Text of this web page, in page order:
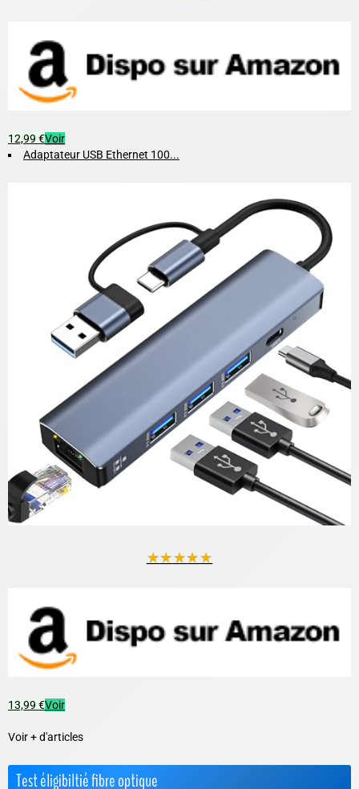
12,99 €Voir
Adaptateur USB Ethernet 100...
★★★★★
13,99 €Voir
Voir + d'articles
Test éligibiltié fibre optique